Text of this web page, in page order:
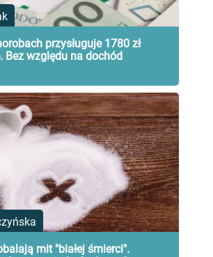
przysługuje 1780 zł
Bez względu na dochód
mit "białej śmierci".